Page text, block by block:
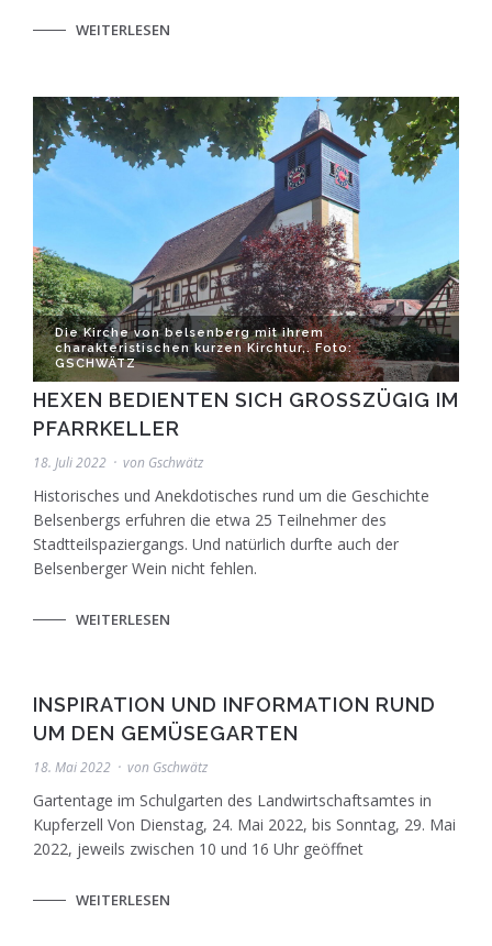
WEITERLESEN
Die Kirche von belsenberg mit ihrem
charakteristischen kurzen Kirchtur,. Foto:
GSCHWÄTZ
HEXEN BEDIENTEN SICH GROSSZÜGIG IM P
FARRKELLER
18. Juli 2022 von Gschwätz
Historisches und Anekdotisches rund um die Geschichte
Belsenbergs erfuhren die etwa 25 Teilnehmer des
Stadtteilspaziergangs. Und natürlich durfte auch der
Belsenberger Wein nicht fehlen.
WEITERLESEN
INSPIRATION UND INFORMATION RUND
UM DEN GEMÜSEGARTEN
18. Mai 2022 von Gschwätz
Gartentage im Schulgarten des Landwirtschaftsamtes in
Kupferzell Von Dienstag, 24. Mai 2022, bis Sonntag, 29. Mai
2022, jeweils zwischen 10 und 16 Uhr geöffnet
WEITERLESEN